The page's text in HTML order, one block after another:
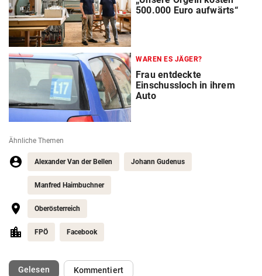
500.000 Euro aufwärts“
WAREN ES JÄGER?
Frau entdeckte
Einschussloch in ihrem
Auto
Ähnliche Themen
Alexander Van der Bellen Johann Gudenus
Manfred Haimbuchner
Oberösterreich
FPÖ Facebook
Gelesen(ausgewählt)Kommentiert